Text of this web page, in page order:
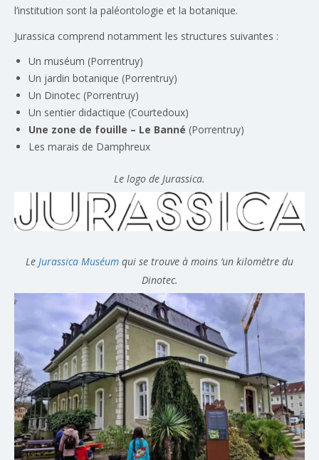
l’institution sont la paléontologie et la botanique.
Jurassica comprend notamment les structures suivantes :
Un muséum (Porrentruy)
Un jardin botanique (Porrentruy)
Un Dinotec (Porrentruy)
Un sentier didactique (Courtedoux)
Une zone de fouille – Le Banné (Porrentruy)
Les marais de Damphreux
Le logo de Jurassica.
Le Jurassica Muséum qui se trouve à moins ‘un kilomètre du
Dinotec.